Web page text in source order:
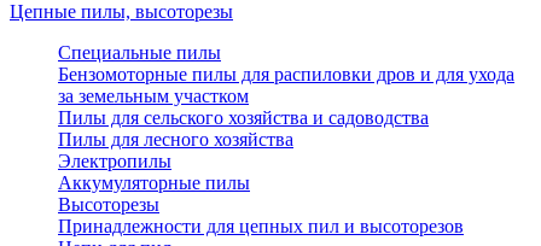
Цепные пилы, высоторезы
Специальные пилы
Бензомоторные пилы для распиловки дров и для ухода
за земельным участком
Пилы для сельского хозяйства и садоводства
Пилы для лесного хозяйства
Электропилы
Аккумуляторные пилы
Высоторезы
Принадлежности для цепных пил и высоторезов